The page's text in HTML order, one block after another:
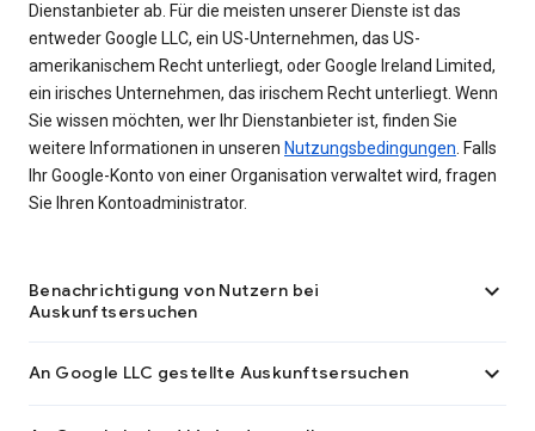
Dienstanbieter ab. Für die meisten unserer Dienste ist das
entweder Google LLC, ein US-Unternehmen, das US-
amerikanischem Recht unterliegt, oder Google Ireland Limited,
ein irisches Unternehmen, das irischem Recht unterliegt. Wenn
Sie wissen möchten, wer Ihr Dienstanbieter ist, finden Sie
weitere Informationen in unseren Nutzungsbedingungen . Falls
Ihr Google-Konto von einer Organisation verwaltet wird, fragen
Sie Ihren Kontoadministrator.
Benachrichtigung von Nutzern bei
Auskunftsersuchen

An Google LLC gestellte Auskunftsersuchen 